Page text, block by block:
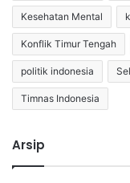
Kesehatan Mental
Konflik Timur Tengah
politik indonesia
Timnas Indonesia
Arsip